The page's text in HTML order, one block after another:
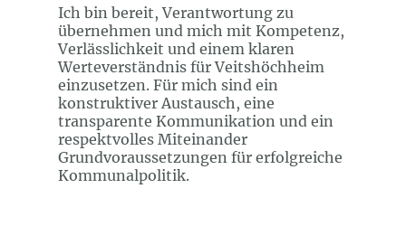
Ich bin bereit, Verantwortung zu
übernehmen und mich mit Kompetenz,
Verlässlichkeit und einem klaren
Werteverständnis für Veitshöchheim
einzusetzen. Für mich sind ein
konstruktiver Austausch, eine
transparente Kommunikation und ein
respektvolles Miteinander
Grundvoraussetzungen für erfolgreiche
Kommunalpolitik.